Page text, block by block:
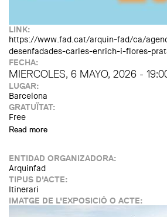
LINK:
https://www.fad.cat/arquin-fad/ca/
desenfadades-carles-enrich-i-flores-
FECHA:
MIERCOLES, 6 MAYO, 2026 -
LUGAR:
Barcelona
GRATUÏTAT:
Free
Read more
ENTIDAD ORGANIZADORA:
Arquinfad
TIPUS D'ACTE:
Itinerari
IMATGE DE L'EXPOSICIÓ O ACTE: